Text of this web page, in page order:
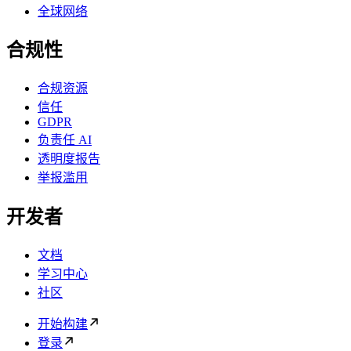
全球网络
合规性
合规资源
信任
GDPR
负责任 AI
透明度报告
举报滥用
开发者
文档
学习中心
社区
开始构建
登录